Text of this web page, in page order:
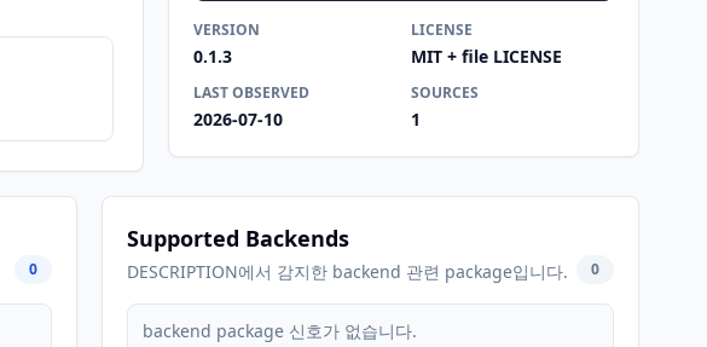
VERSION
0.1.3
LICENSE
MIT + file LICENSE
LAST OBSERVED
2026-07-10
SOURCES
1
0
Supported Backends
DESCRIPTION에서 감지한 backend 관련 package입니다. 0
backend package 신호가 없습니다.